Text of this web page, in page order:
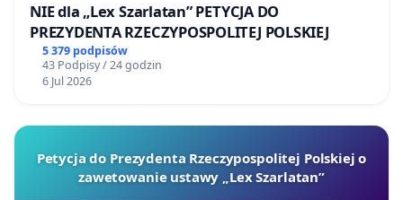
NIE dla „Lex Szarlatan” PETYCJA DO
PREZYDENTA RZECZYPOSPOLITEJ POLSKIEJ
5 379 podpisów
43 Podpisy / 24 godzin
6 Jul 2026
Petycja do Prezydenta Rzeczypospolitej Polskiej o
zawetowanie ustawy „Lex Szarlatan”